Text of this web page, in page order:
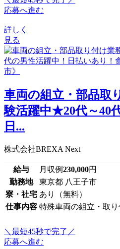
応募へ進む
詳しく
見る
車両の組立・部品取
験活躍中★20代～40
日...
株式会社BREXA Next
給与 月収例230,000円
勤務地
東京都 八王子市
寮・社宅 あり（無料）
仕事内容 特殊車両の組立・取
＼最短45秒で完了／
応募へ進む